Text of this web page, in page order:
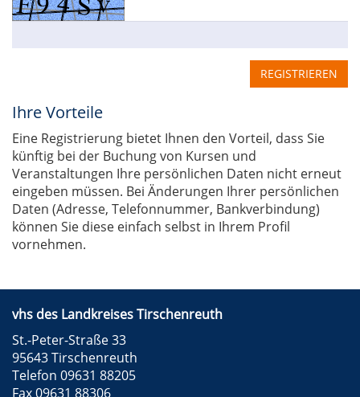
REGISTRIEREN
Ihre Vorteile
Eine Registrierung bietet Ihnen den Vorteil, dass Sie
künftig bei der Buchung von Kursen und
Veranstaltungen Ihre persönlichen Daten nicht erneut
eingeben müssen. Bei Änderungen Ihrer persönlichen
Daten (Adresse, Telefonnummer, Bankverbindung)
können Sie diese einfach selbst in Ihrem Profil
vornehmen.
vhs des Landkreises Tirschenreuth
St.-Peter-Straße 33
95643 Tirschenreuth
Telefon 09631 88205
Fax 09631 88306